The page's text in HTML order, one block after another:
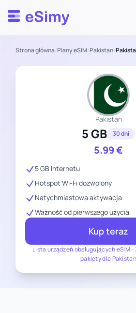
Esimy
Strona główna/Plany eSIM/Pakistan/
Pakistan
5 GB 30 dni
5.99€
Lista urządzeń obsługujących eSIM-
pakiety dla Pakistan
5 GB Internetu
Hotspot Wi-Fi dozwolony
Natychmiastowa aktywacja
Ważność od pierwszego użycia
Kup teraz